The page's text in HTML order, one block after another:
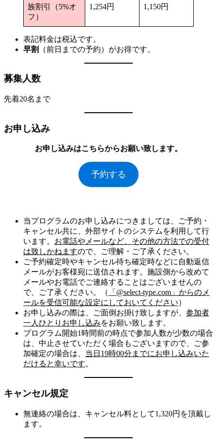
族割引（5%オ
フ）
1,254円 1,150円
表記料金は税込です。
早割
（前日までの予約）がお得です。
募集人数
先着20名まで
お申し込み
お申し込みはこちらからお願い致します。
予約する
当プログラムのお申し込みにつきましては、ご予約・
キャンセル共に、外部サイトのシステムを利用して行
います。 お電話やメールなど、その他の方法での受付
は致しかねますので、ご理解・ご了承ください。
ご予約確定時やキャンセル待ち確定時などに自動返信
メールがお客様宛に送信されます。施設側から改めて
メールやお電話でご連絡することはございませんの
で、ご了承ください。（
「@select-type.com」からのメ
ールを受信可能な設定にしておいてください）
お申し込みの際は、ご面倒お掛け致しますが、 参加者
一人ひとりお申し込みをお願い致します。
プログラム開始1時間前の時点で参加人数が少数の場合
は、中止させていただく場合もございますので、ご参
加確定の場合は、 当日19時00分までにお申し込みいた
だけると幸いです。
キャンセル規定
無連絡の場合は、キャンセル料として1,320円を頂戴し
ます。